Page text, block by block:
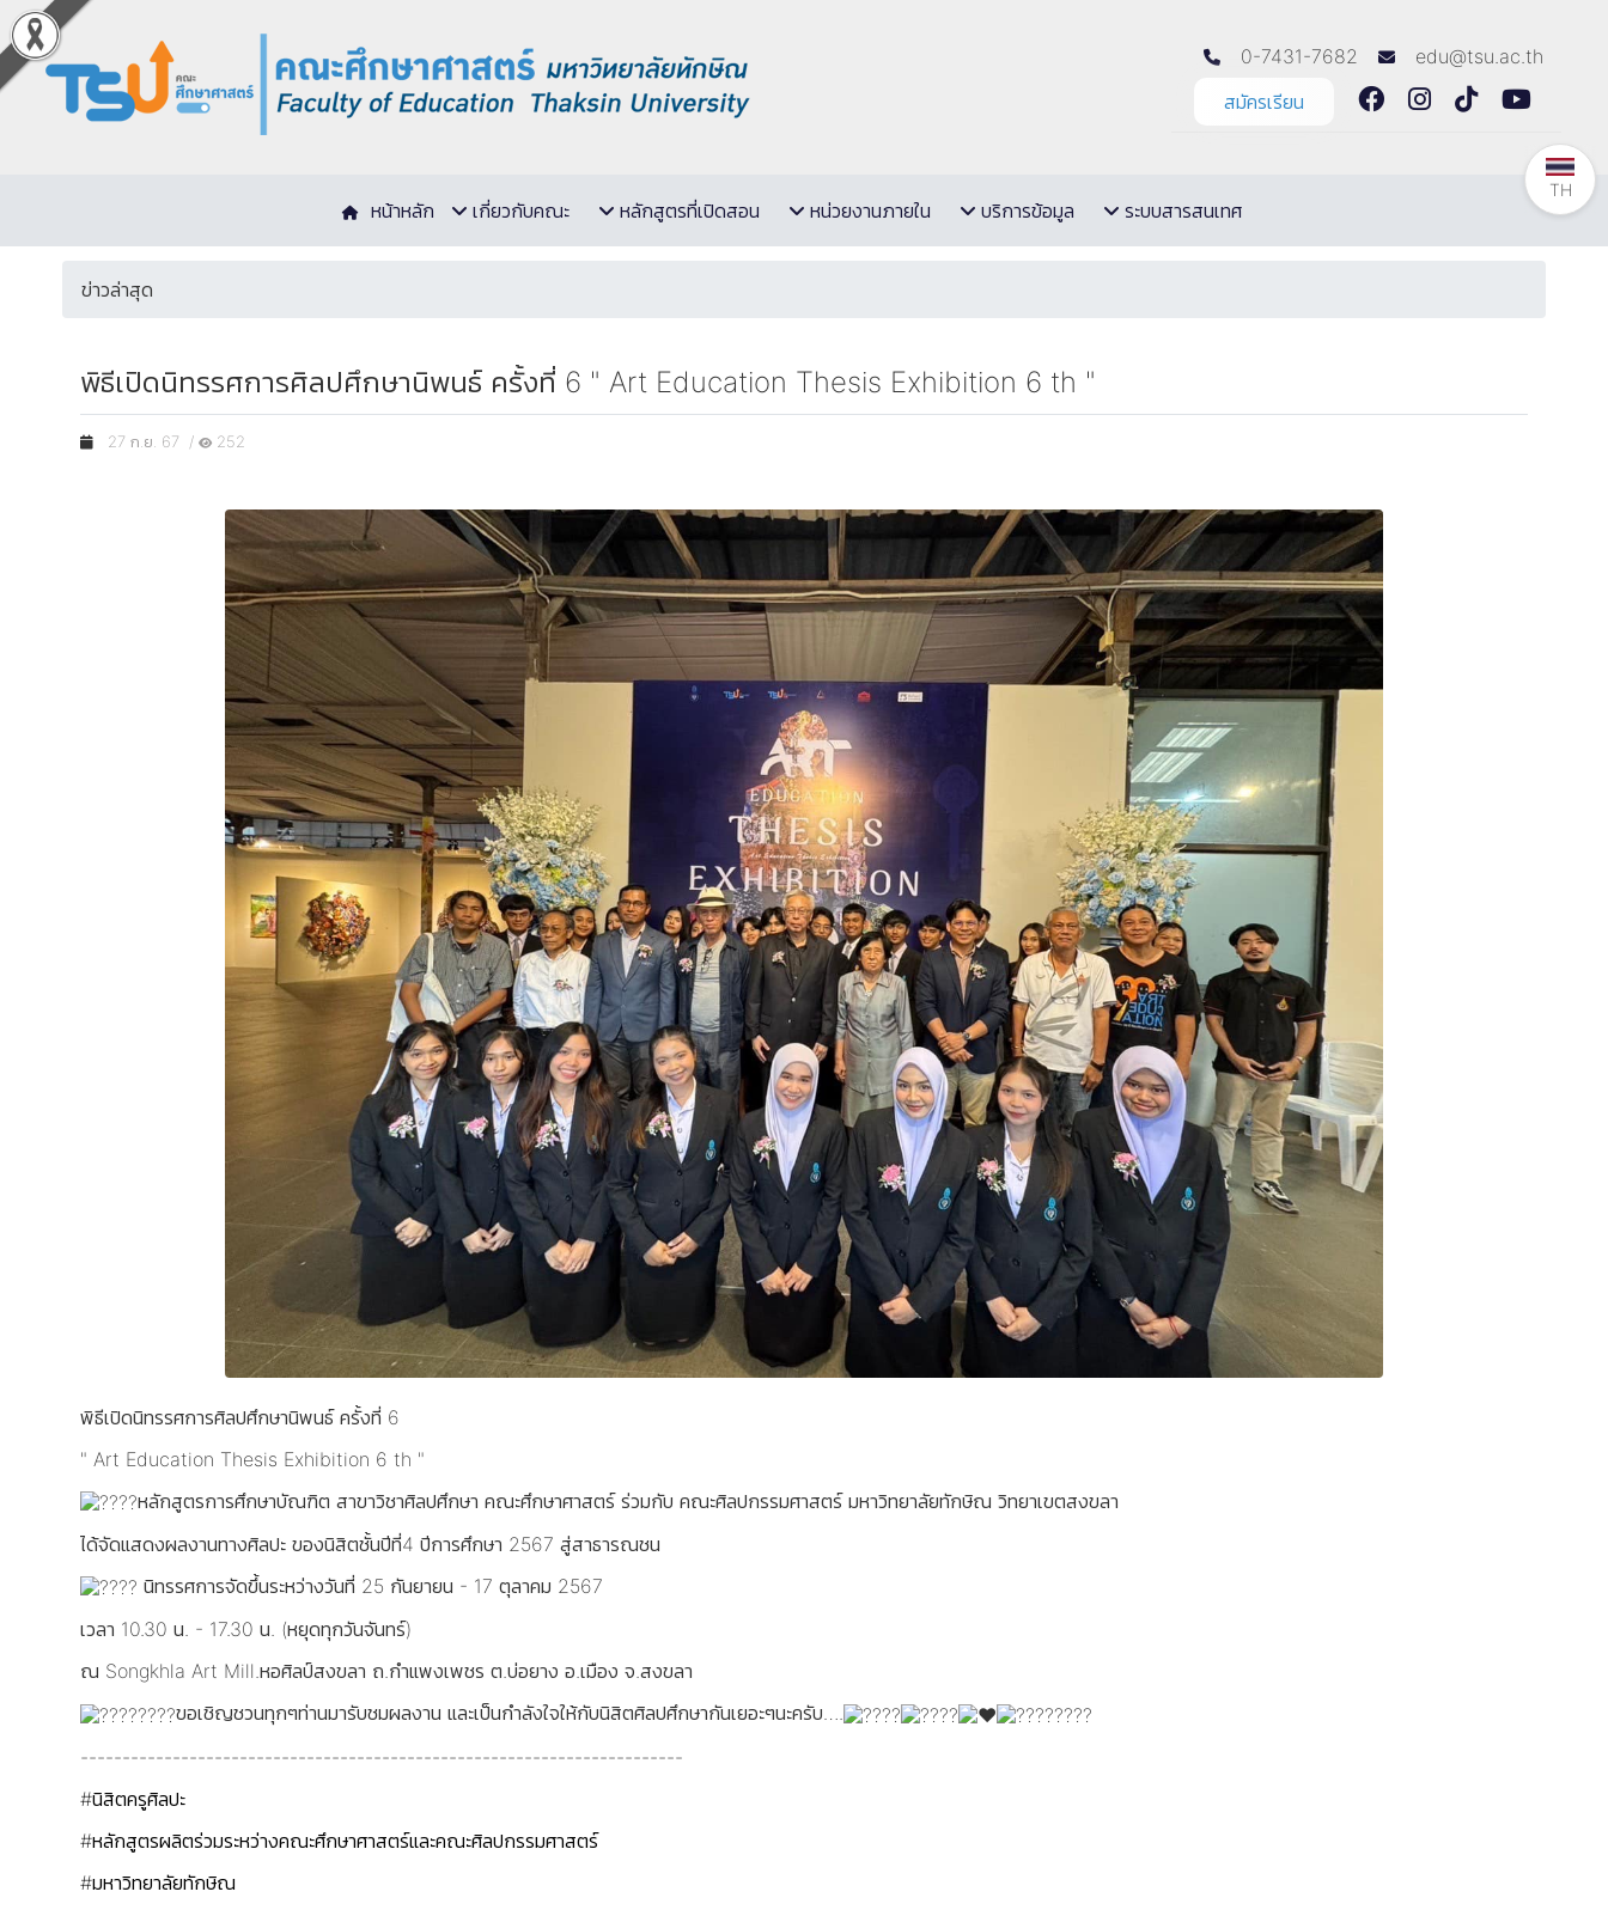
0-7431-7682
edu@tsu.ac.th
สมัครเรียน
หน้าหลัก เกี่ยวกับคณะ หลักสูตรที่เปิดสอน หน่วยงานภายใน บริการข้อมูล ระบบสารสนเทศ
ข่าวล่าสุด
พิธีเปิดนิทรรศการศิลปศึกษานิพนธ์ ครั้งที่ 6 " Art Education Thesis Exhibition 6 th "
27 ก.ย. 67 / 252
พิธีเปิดนิทรรศการศิลปศึกษานิพนธ์ ครั้งที่ 6
" Art Education Thesis Exhibition 6 th "
หลักสูตรการศึกษาบัณฑิต สาขาวิชาศิลปศึกษา คณะศึกษาศาสตร์ ร่วมกับ คณะศิลปกรรมศาสตร์ มหาวิทยาลัยทักษิณ วิทยาเขตสงขลา
ได้จัดแสดงผลงานทางศิลปะ ของนิสิตชั้นปีที่4 ปีการศึกษา 2567 สู่สาธารณชน
นิทรรศการจัดขึ้นระหว่างวันที่ 25 กันยายน - 17 ตุลาคม 2567
เวลา 10.30 น. - 17.30 น. (หยุดทุกวันจันทร์)
ณ Songkhla Art Mill.หอศิลป์สงขลา ถ.กำแพงเพชร ต.บ่อยาง อ.เมือง จ.สงขลา
ขอเชิญชวนทุกๆท่านมารับชมผลงาน และเป็นกำลังใจให้กับนิสิตศิลปศึกษากันเยอะๆนะครับ….
------------------------------------------------------------------------
#นิสิตครูศิลปะ
#หลักสูตรผลิตร่วมระหว่างคณะศึกษาศาสตร์และคณะศิลปกรรมศาสตร์
#มหาวิทยาลัยทักษิณ
TH